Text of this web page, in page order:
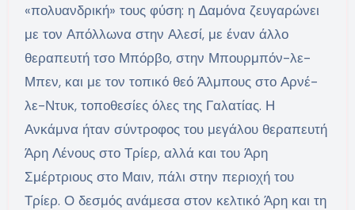
«πολυανδρική» τους φύση: η Δαμόνα ζευγαρώνει
με τον Απόλλωνα στην Αλεσί, με έναν άλλο
θεραπευτή τσο Μπόρβο, στην Μπουρμπόν-λε-
Μπεν, και με τον τοπικό θεό Άλμπους στο Αρνέ-
λε-Ντυκ, τοποθεσίες όλες της Γαλατίας. Η
Ανκάμνα ήταν σύντροφος του μεγάλου θεραπευτή
Άρη Λένους στο Τρίερ, αλλά και του Άρη
Σμέρτριους στο Μαιν, πάλι στην περιοχή του
Τρίερ. Ο δεσμός ανάμεσα στον κελτικό Άρη και τη